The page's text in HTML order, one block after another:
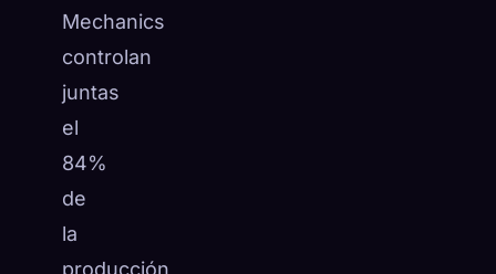
Mechanics
controlan
juntas
el
84%
de
la
producción